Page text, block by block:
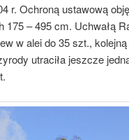
r. Ochroną ustawową
175 – 495 cm. Uchwałą
w alei do 35 szt.,
utraciła jeszcze